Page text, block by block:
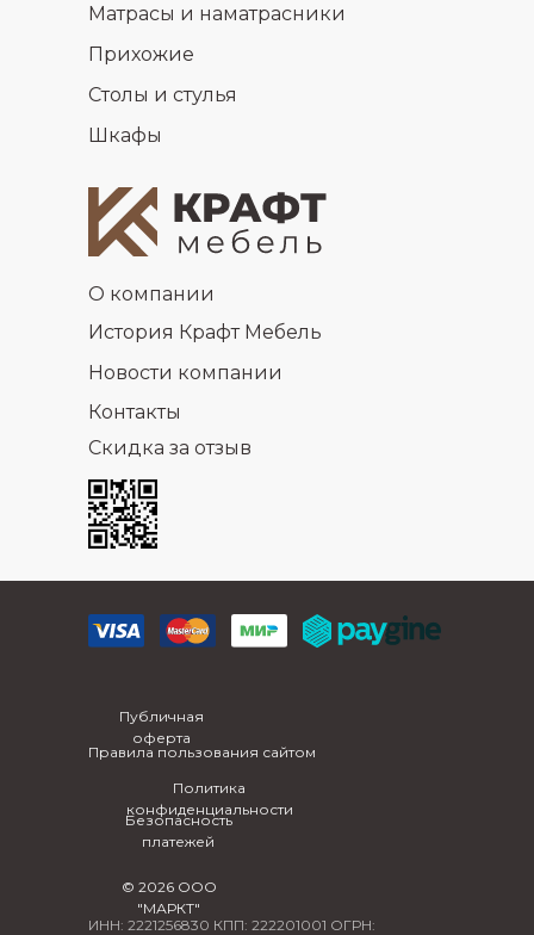
Матрасы и наматрасники
Прихожие
Столы и стулья
Шкафы
О компании
История Крафт Мебель
Новости компании
Контакты
Скидка за отзыв
Публичная
оферта
Правила пользования сайтом
Политика
конфиденциальности
Безопасность
платежей
© 2026 ООО
"МАРКТ"
ИНН: 2221256830 КПП: 222201001 ОГРН: